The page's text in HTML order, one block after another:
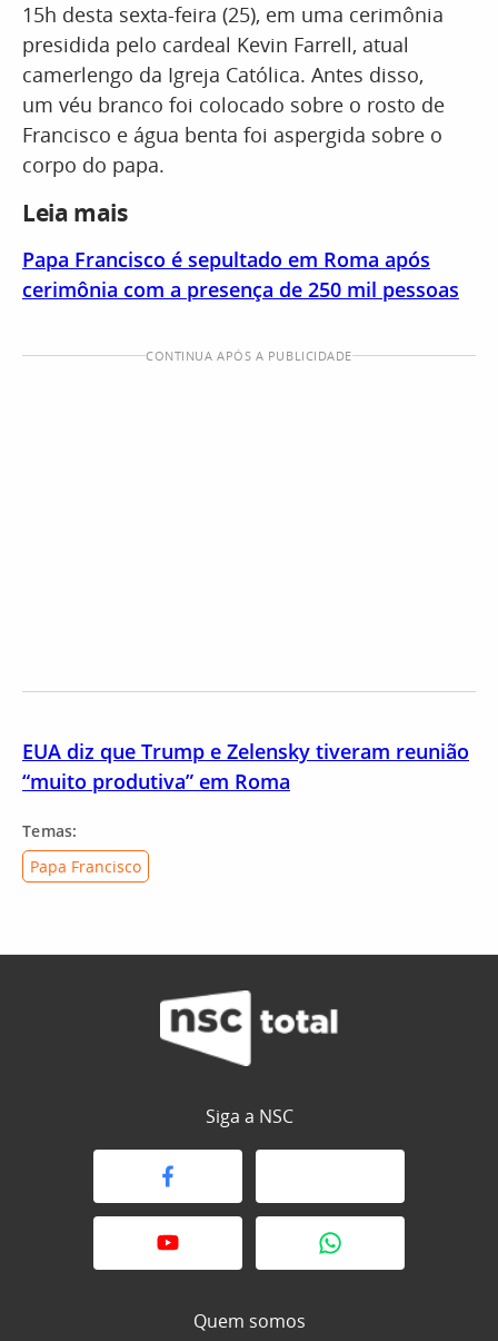
15h desta sexta-feira (25), em uma cerimônia
presidida pelo cardeal Kevin Farrell, atual
camerlengo da Igreja Católica. Antes disso,
um véu branco foi colocado sobre o rosto de
Francisco e água benta foi aspergida sobre o
corpo do papa.
Leia mais
Papa Francisco é sepultado em Roma após
cerimônia com a presença de 250 mil pessoas
CONTINUA APÓS A PUBLICIDADE
EUA diz que Trump e Zelensky tiveram reunião
“muito produtiva” em Roma
Temas:
Papa Francisco
Siga a NSC
Quem somos